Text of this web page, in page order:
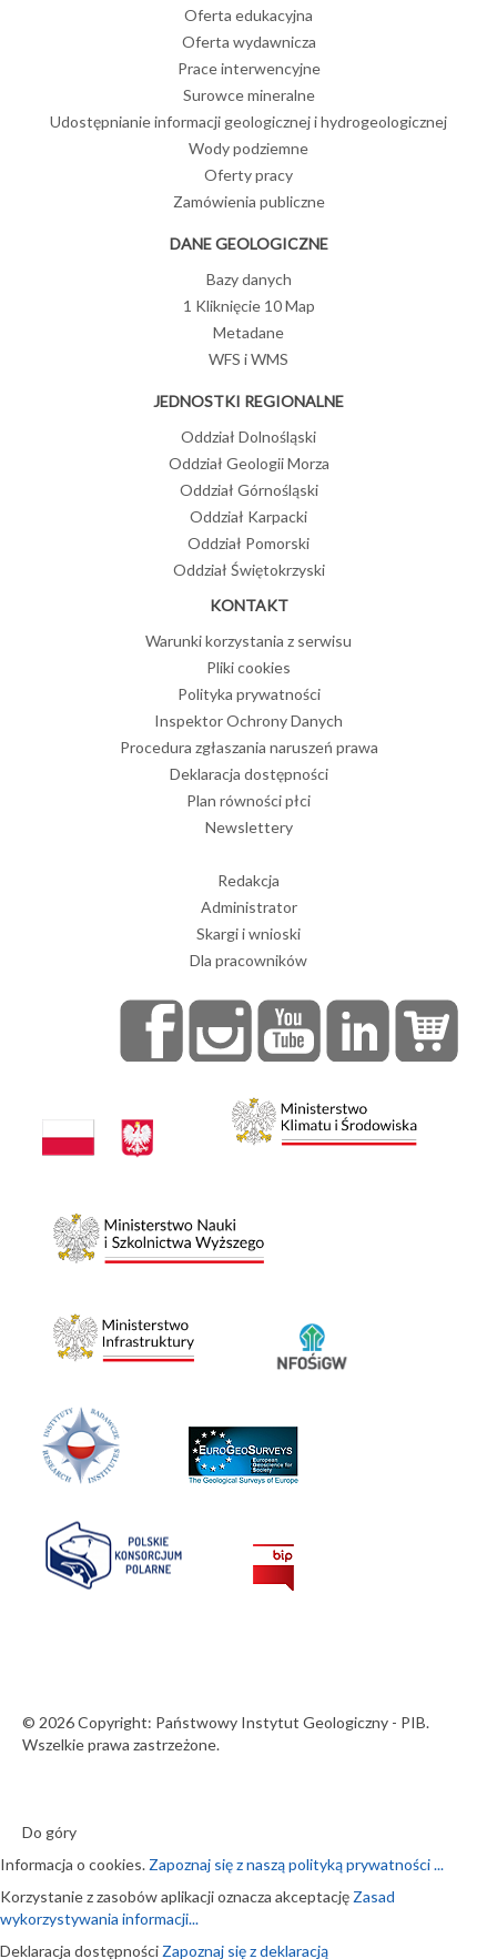
Oferta edukacyjna
Oferta wydawnicza
Prace interwencyjne
Surowce mineralne
Udostępnianie informacji geologicznej i hydrogeologicznej
Wody podziemne
Oferty pracy
Zamówienia publiczne
DANE GEOLOGICZNE
Bazy danych
1 Kliknięcie 10 Map
Metadane
WFS i WMS
JEDNOSTKI REGIONALNE
Oddział Dolnośląski
Oddział Geologii Morza
Oddział Górnośląski
Oddział Karpacki
Oddział Pomorski
Oddział Świętokrzyski
KONTAKT
Warunki korzystania z serwisu
Pliki cookies
Polityka prywatności
Inspektor Ochrony Danych
Procedura zgłaszania naruszeń prawa
Deklaracja dostępności
Plan równości płci
Newslettery
Redakcja
Administrator
Skargi i wnioski
Dla pracowników
© 2026 Copyright: Państwowy Instytut Geologiczny - PIB.
Wszelkie prawa zastrzeżone.
Do góry
Informacja o cookies. Zapoznaj się z naszą polityką prywatności ...
Korzystanie z zasobów aplikacji oznacza akceptację Zasad
wykorzystywania informacji...
Deklaracja dostępności Zapoznaj się z deklaracją